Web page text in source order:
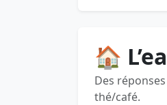
🏠
Des
thé/café.